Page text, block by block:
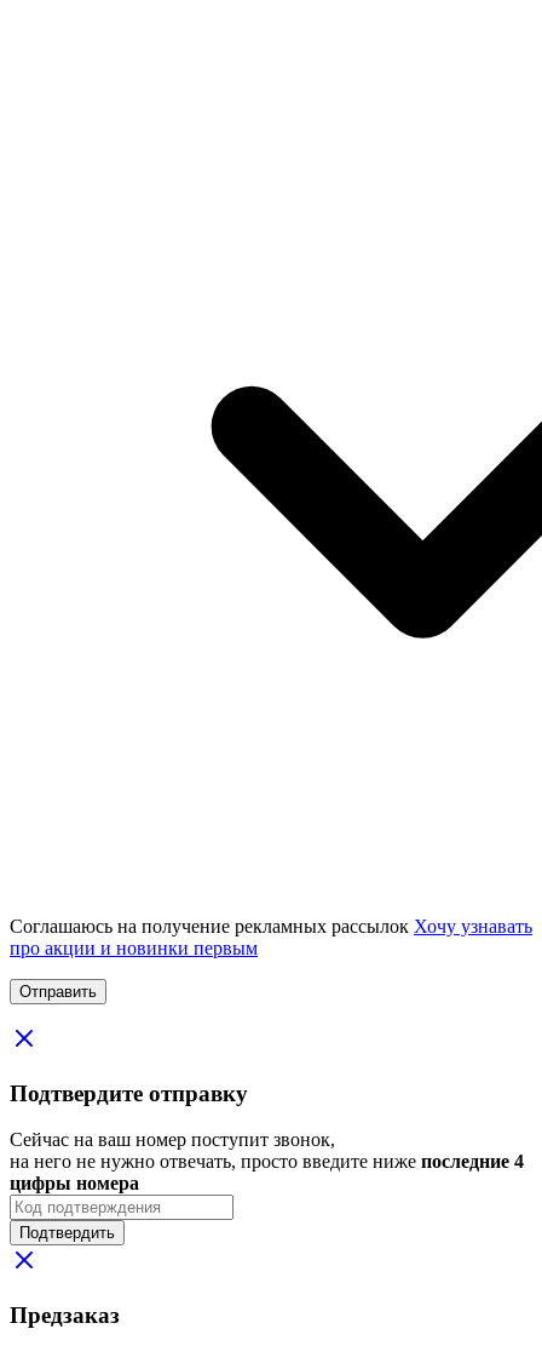
Соглашаюсь на получение рекламных рассылок Хочу узнавать
про акции и новинки первым
Подтвердите отправку
Сейчас на ваш номер поступит звонок,
на него не нужно отвечать, просто введите ниже последние 4
цифры номера
Подтвердить
Предзаказ